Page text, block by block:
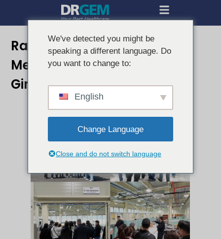
Radiografer Mongolia
Mengunjungi Pabrik
Gimcheon DRGEM
We've detected you might be
speaking a different language. Do
you want to change to:
English
Change Language
Close and do not switch language